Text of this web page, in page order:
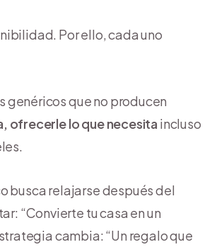
Por ello, cada uno
genéricos que no producen
ofrecerle lo que necesita incluso
busca relajarse después del
“Convierte tu casa en un
cambia: “Un regalo que